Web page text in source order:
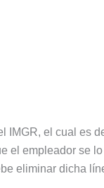
IMGR, el cual es
el empleador se
eliminar dicha